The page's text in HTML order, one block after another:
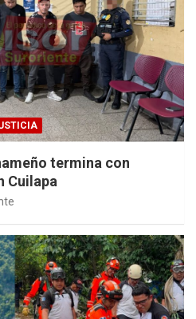
termina con
Cuilapa